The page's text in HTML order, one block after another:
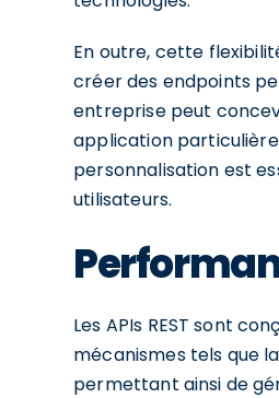
En outre, cette
créer des endpoints
entreprise peut
application
personnalisation est
utilisateurs.
Les APIs REST sont
mécanismes tels que
permettant ainsi de